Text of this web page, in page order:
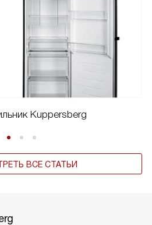
Kuppersberg
ВСЕ СТАТЬИ